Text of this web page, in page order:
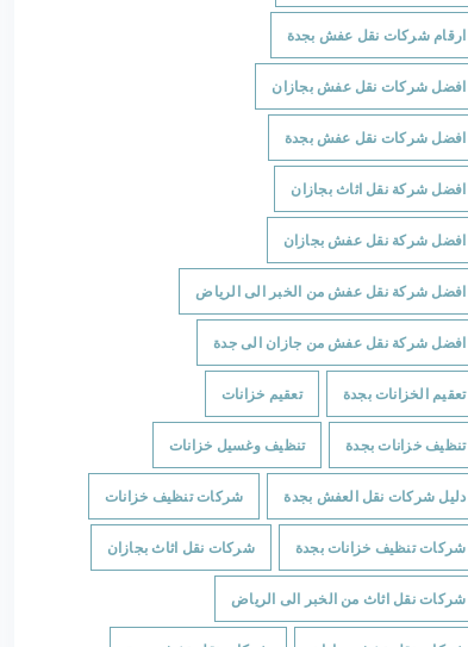
ارقام شركات نقل عفش بجدة
افضل شركات نقل عفش بجازان
افضل شركات نقل عفش بجدة
افضل شركة نقل اثاث بجازان
افضل شركة نقل عفش بجازان
افضل شركة نقل عفش من الخبر الى الرياض
افضل شركة نقل عفش من جازان الى جدة
تعقيم الخزانات بجدة تعقيم خزانات
تنظيف خزانات بجدة تنظيف وغسيل خزانات
دليل شركات نقل العفش بجدة شركات تنظيف خزانات
شركات تنظيف خزانات بجدة شركات نقل اثاث بجازان
شركات نقل اثاث من الخبر الى الرياض